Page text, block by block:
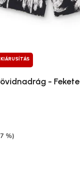
KIÁRUSÍTÁS
- Fekete
%)